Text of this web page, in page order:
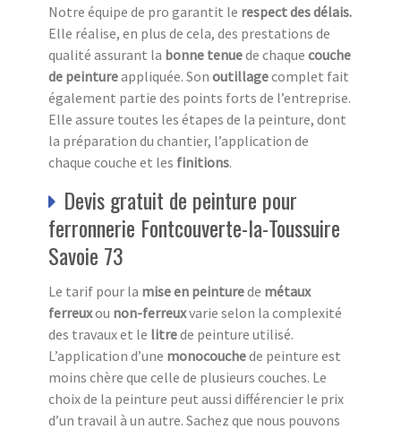
Notre équipe de pro garantit le respect des délais.
Elle réalise, en plus de cela, des prestations de
qualité assurant la bonne tenuede chaque couche
de peintureappliquée. Son outillagecomplet fait
également partie des points forts de l’entreprise.
Elle assure toutes les étapes de la peinture, dont
la préparation du chantier, l’application de
chaque couche et les finitions.
Devis gratuit de peinture pour
ferronnerie Fontcouverte-la-Toussuire
Savoie 73
Le tarif pour la mise en peinturede métaux
ferreuxou non-ferreuxvarie selon la complexité
des travaux et le litrede peinture utilisé.
L’application d’une monocouchede peinture est
moins chère que celle de plusieurs couches. Le
choix de la peinture peut aussi différencier le prix
d’un travail à un autre. Sachez que nous pouvons